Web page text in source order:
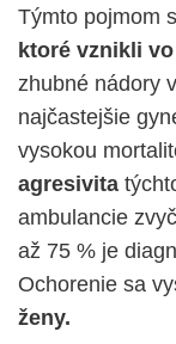
Týmto pojmom
ktoré vznikli
zhubné nádory
najčastejšie
vysokou
agresivita
ambulancie
až 75 % je
Ochorenie sa
ženy.